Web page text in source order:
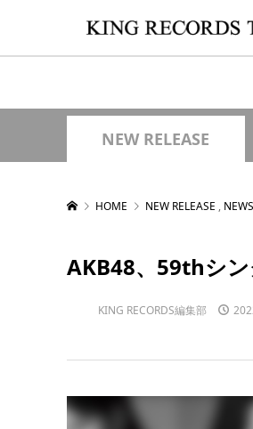
NEW RELEASE
HOME NEW RELEASE , NEWS
AKB48、59thシ
KING RECORDS編集部